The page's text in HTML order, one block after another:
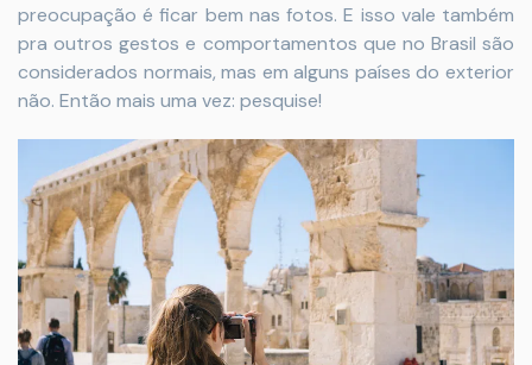
preocupação é ficar bem nas fotos. E isso vale também
pra outros gestos e comportamentos que no Brasil são
considerados normais, mas em alguns países do exterior
não. Então mais uma vez: pesquise!